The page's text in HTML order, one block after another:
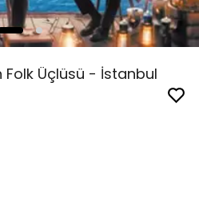
Folk Üçlüsü - İstanbul